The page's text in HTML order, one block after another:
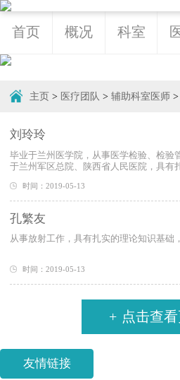
首页 概况 科室
主页 > 医疗团队 > 辅助科室医师 >
刘玲玲
毕业于兰州医学院，从事医学检验、检验
于兰州军区总院、陕西省人民医院，具有扎
时间：2019-05-13
孔繁友
从事放射工作，具有扎实的理论知识基础
时间：2019-05-13
+ 点击查
友情链接